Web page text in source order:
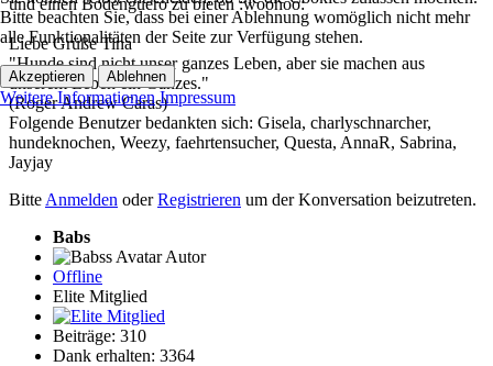
und einen Bodenguero zu bieten :woohoo:
Liebe Grüße Tina
"Hunde sind nicht unser ganzes Leben, aber sie machen aus
unserem Leben ein Ganzes."
(Roger Andrew Caras)
Folgende Benutzer bedankten sich: Gisela, charlyschnarcher,
hundeknochen, Weezy, faehrtensucher, Questa, AnnaR, Sabrina,
Jayjay
Bitte Anmelden oderRegistrieren um der Konversation beizutreten.
Babs
Autor
Offline
Elite Mitglied
Beiträge: 310
Dank erhalten: 3364
Bitte beachten Sie, dass bei einer Ablehnung womöglich nicht mehr
alle Funktionalitäten der Seite zur Verfügung stehen.
Akzeptieren Ablehnen
Weitere Informationen Impressum